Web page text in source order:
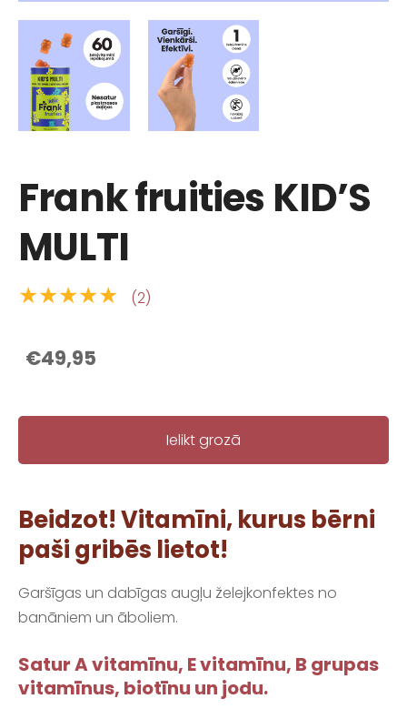
Frank fruities KID’S
MULTI
★★★★★ (2)
€49,95
Ielikt grozā
Beidzot! Vitamīni, kurus bērni
paši gribēs lietot!
Garšīgas un dabīgas augļu želejkonfektes no
banāniem un āboliem.
Satur A vitamīnu, E vitamīnu, B grupas
vitamīnus, biotīnu un jodu.